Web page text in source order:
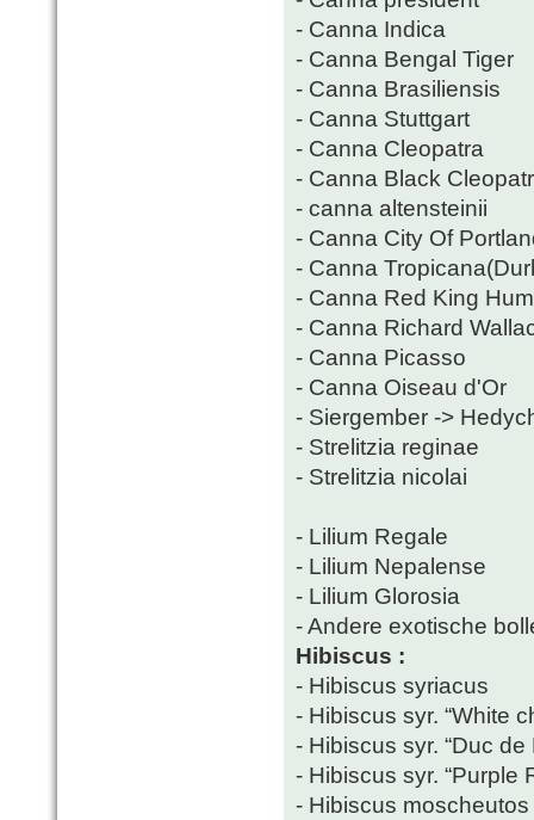
- Canna Indica
- Canna Bengal Tiger
- Canna Brasiliensis
- Canna Stuttgart
- Canna Cleopatra
- Canna Black
- canna altensteinii
- Canna City Of
- Canna
- Canna Red King
- Canna Richard
- Canna Picasso
- Canna Oiseau d'Or
- Siergember ->
- Strelitzia reginae
- Strelitzia nicolai
- Lilium Regale
- Lilium Nepalense
- Lilium Glorosia
- Andere exotische
Hibiscus :
- Hibiscus syriacus
- Hibiscus syr. “White
- Hibiscus syr. “Duc de
- Hibiscus syr. “Purple
- Hibiscus